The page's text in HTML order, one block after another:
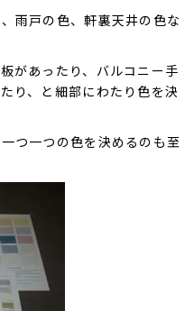
雨戸の色、軒裏天井の色な
があったり、バルコニー手
り、と細部にわたり色を決
つ一つの色を決めるのも至